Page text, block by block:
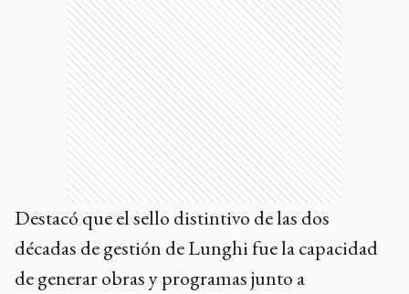
Destacó que el sello distintivo de las dos
décadas de gestión de Lunghi fue la capacidad
de generar obras y programas junto a